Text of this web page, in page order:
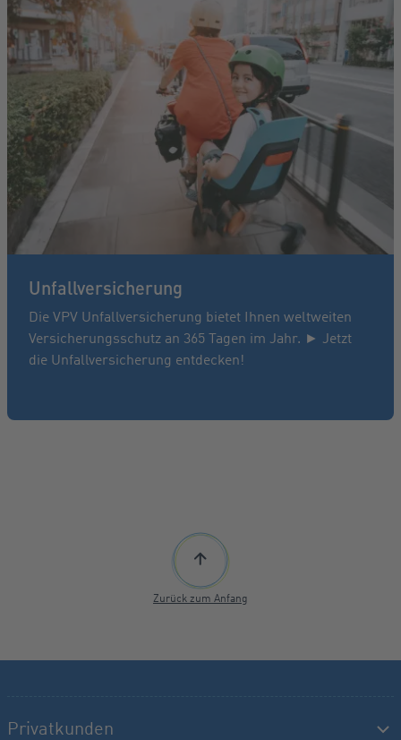
Unfallversicherung
Die VPV Unfallversicherung bietet Ihnen weltweiten
Versicherungsschutz an 365 Tagen im Jahr. ► Jetzt
die Unfallversicherung entdecken!
Zurück zum Anfang
Privatkunden